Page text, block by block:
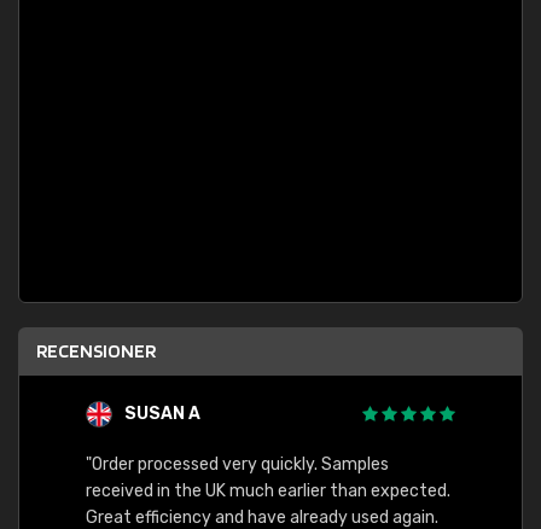
RECENSIONER
SUSAN A
"Order processed very quickly. Samples
received in the UK much earlier than expected.
Great efficiency and have already used again.